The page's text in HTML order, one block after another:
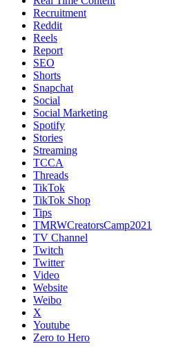
Recruitment
Reddit
Reels
Report
SEO
Shorts
Snapchat
Social
Social Marketing
Spotify
Stories
Streaming
TCCA
Threads
TikTok
TikTok Shop
Tips
TMRWCreatorsCamp2021
TV Channel
Twitch
Twitter
Video
Website
Weibo
X
Youtube
Zero to Hero